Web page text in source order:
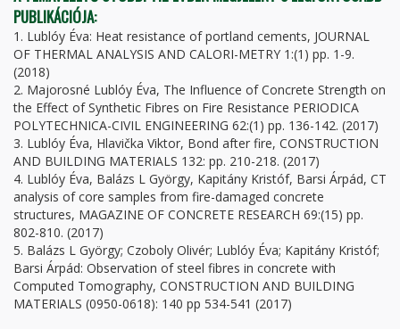
PUBLIKÁCIÓJA:
1. Lublóy Éva: Heat resistance of portland cements, JOURNAL
OF THERMAL ANALYSIS AND CALORI-METRY 1:(1) pp. 1-9.
(2018)
2. Majorosné Lublóy Éva, The Influence of Concrete Strength on
the Effect of Synthetic Fibres on Fire Resistance PERIODICA
POLYTECHNICA-CIVIL ENGINEERING 62:(1) pp. 136-142. (2017)
3. Lublóy Éva, Hlavička Viktor, Bond after fire, CONSTRUCTION
AND BUILDING MATERIALS 132: pp. 210-218. (2017)
4. Lublóy Éva, Balázs L György, Kapitány Kristóf, Barsi Árpád, CT
analysis of core samples from fire-damaged concrete
structures, MAGAZINE OF CONCRETE RESEARCH 69:(15) pp.
802-810. (2017)
5. Balázs L György; Czoboly Olivér; Lublóy Éva; Kapitány Kristóf;
Barsi Árpád: Observation of steel fibres in concrete with
Computed Tomography, CONSTRUCTION AND BUILDING
MATERIALS (0950-0618): 140 pp 534-541 (2017)